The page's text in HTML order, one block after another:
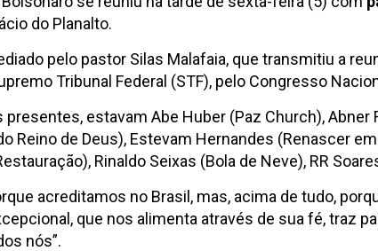
do Planalto.
pelo pastor Silas Malafaia, que transmitiu a
Tribunal Federal (STF), pelo Congresso
estavam Abe Huber (Paz Church),
Reino de Deus), Estevam Hernandes (Renascer
Rinaldo Seixas (Bola de Neve), RR
acreditamos no Brasil, mas, acima de tudo,
que nos alimenta através de sua fé, traz
nós”.